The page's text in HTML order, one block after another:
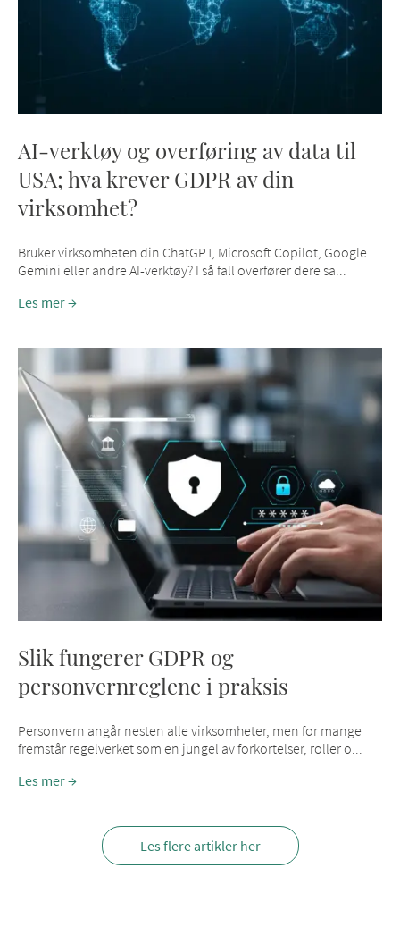
AI-verktøy og overføring av data til
USA; hva krever GDPR av din
virksomhet?
Bruker virksomheten din ChatGPT, Microsoft Copilot, Google
Gemini eller andre AI-verktøy? I så fall overfører dere sa...
Les mer
Slik fungerer GDPR og
personvernreglene i praksis
Personvern angår nesten alle virksomheter, men for mange
fremstår regelverket som en jungel av forkortelser, roller o...
Les mer
Les flere artikler her